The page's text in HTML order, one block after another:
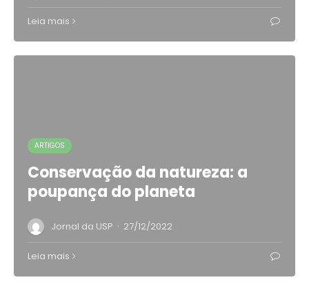
Leia mais
ARTIGOS
Conservação da natureza: a
poupança do planeta
Jornal da USP · 27/12/2022
Leia mais